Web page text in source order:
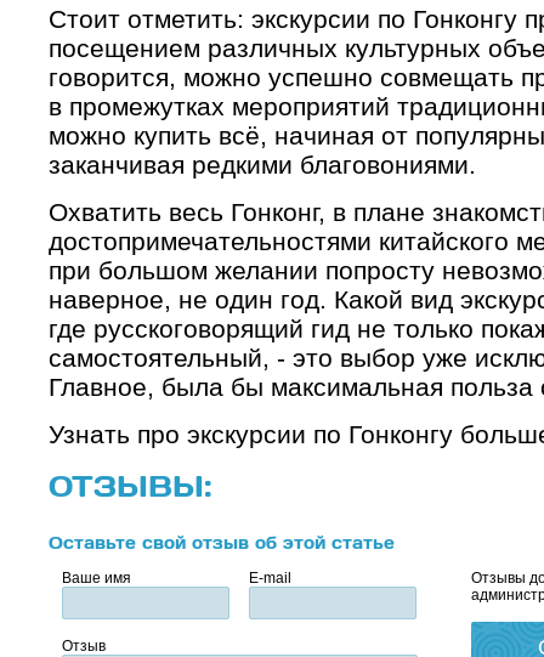
Стоит отметить: экскурсии по Гонконгу
посещением различных культурных
говорится, можно успешно совмещать
в промежутках мероприятий
можно купить всё, начиная от
заканчивая редкими благовониями.
Охватить весь Гонконг, в плане
достопримечательностями китайского
при большом желании попросту
наверное, не один год. Какой вид
где русскоговорящий гид не только
самостоятельный, - это выбор уже
Главное, была бы максимальная
Узнать про экскурсии по Гонконгу
ОТЗЫВЫ:
Оставьте свой отзыв об этой статье
Ваше имя E-mail
Отзыв
Отзывы